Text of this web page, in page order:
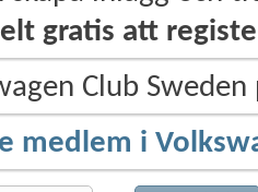
gratis att
Club
medlem i